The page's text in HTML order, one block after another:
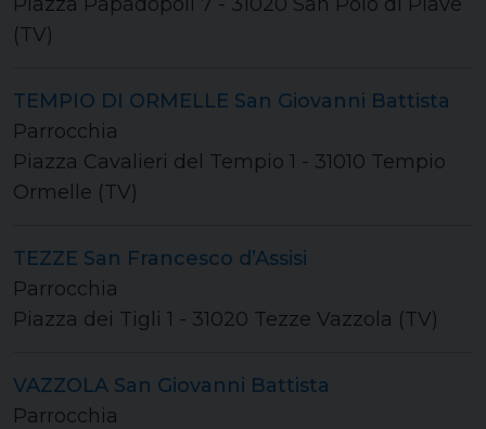
(TV)
TEMPIO DI ORMELLE San Giovanni Battista
Parrocchia
Piazza Cavalieri del Tempio 1 - 31010 Tempio
Ormelle (TV)
TEZZE San Francesco d’Assisi
Parrocchia
Piazza dei Tigli 1 - 31020 Tezze Vazzola (TV)
VAZZOLA San Giovanni Battista
Parrocchia